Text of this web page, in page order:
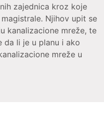
zajednica kroz koje
Njihov upit se
kanalizacione mreže, te
da li je u planu i ako
mreže u